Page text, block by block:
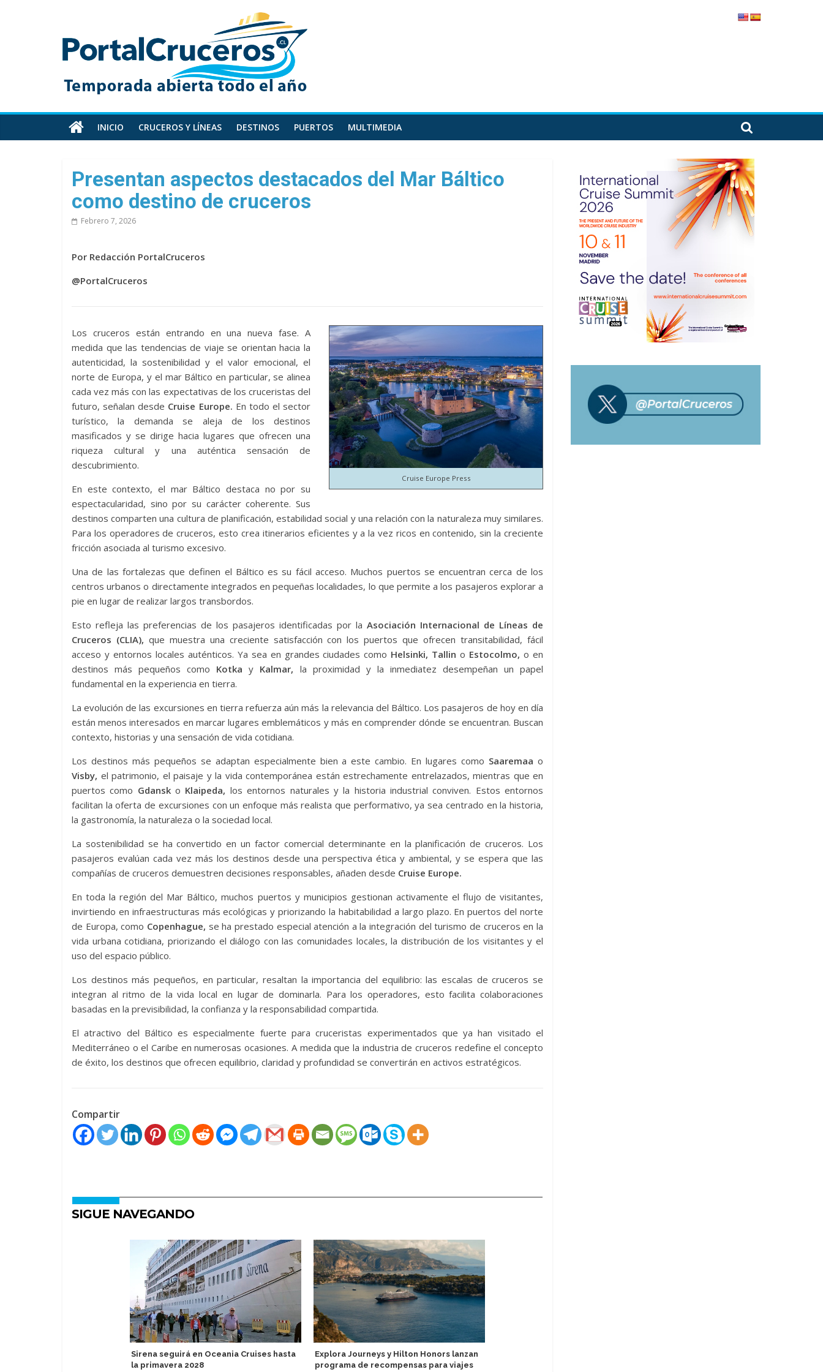
PortalCruceros
Toda
información
cruceros
en
un
sitio
INICIO CRUCEROS Y LÍNEAS DESTINOS PUERTOS MULTIMEDIA
Presentan aspectos destacados del Mar Báltico
como destino de cruceros
Febrero 7, 2026
Por Redacción PortalCruceros
@PortalCruceros
Cruise Europe Press
Los cruceros están entrando en una nueva fase. A
medida que las tendencias de viaje se orientan hacia la
autenticidad, la sostenibilidad y el valor emocional, el
norte de Europa, y el mar Báltico en particular, se alinea
cada vez más con las expectativas de los cruceristas del
futuro, señalan desde Cruise Europe. En todo el sector
turístico, la demanda se aleja de los destinos
masificados y se dirige hacia lugares que ofrecen una
riqueza cultural y una auténtica sensación de
descubrimiento.
En este contexto, el mar Báltico destaca no por su
espectacularidad, sino por su carácter coherente. Sus
destinos comparten una cultura de planificación, estabilidad social y una relación con la naturaleza muy similares.
Para los operadores de cruceros, esto crea itinerarios eficientes y a la vez ricos en contenido, sin la creciente
fricción asociada al turismo excesivo.
Una de las fortalezas que definen el Báltico es su fácil acceso. Muchos puertos se encuentran cerca de los
centros urbanos o directamente integrados en pequeñas localidades, lo que permite a los pasajeros explorar a
pie en lugar de realizar largos transbordos.
Esto refleja las preferencias de los pasajeros identificadas por la Asociación Internacional de Líneas de
Cruceros (CLIA), que muestra una creciente satisfacción con los puertos que ofrecen transitabilidad, fácil
acceso y entornos locales auténticos. Ya sea en grandes ciudades como Helsinki, Tallin o Estocolmo, o en
destinos más pequeños como Kotka y Kalmar, la proximidad y la inmediatez desempeñan un papel
fundamental en la experiencia en tierra.
La evolución de las excursiones en tierra refuerza aún más la relevancia del Báltico. Los pasajeros de hoy en día
están menos interesados ​​en marcar lugares emblemáticos y más en comprender dónde se encuentran. Buscan
contexto, historias y una sensación de vida cotidiana.
Los destinos más pequeños se adaptan especialmente bien a este cambio. En lugares como Saaremaa o
Visby, el patrimonio, el paisaje y la vida contemporánea están estrechamente entrelazados, mientras que en
puertos como Gdansko Klaipeda, los entornos naturales y la historia industrial conviven. Estos entornos
facilitan la oferta de excursiones con un enfoque más realista que performativo, ya sea centrado en la historia,
la gastronomía, la naturaleza o la sociedad local.
La sostenibilidad se ha convertido en un factor comercial determinante en la planificación de cruceros. Los
pasajeros evalúan cada vez más los destinos desde una perspectiva ética y ambiental, y se espera que las
compañías de cruceros demuestren decisiones responsables, añaden desde Cruise Europe.
En toda la región del Mar Báltico, muchos puertos y municipios gestionan activamente el flujo de visitantes,
invirtiendo en infraestructuras más ecológicas y priorizando la habitabilidad a largo plazo. En puertos del norte
de Europa, como Copenhague, se ha prestado especial atención a la integración del turismo de cruceros en la
vida urbana cotidiana, priorizando el diálogo con las comunidades locales, la distribución de los visitantes y el
uso del espacio público.
Los destinos más pequeños, en particular, resaltan la importancia del equilibrio: las escalas de cruceros se
integran al ritmo de la vida local en lugar de dominarla. Para los operadores, esto facilita colaboraciones
basadas en la previsibilidad, la confianza y la responsabilidad compartida.
El atractivo del Báltico es especialmente fuerte para cruceristas experimentados que ya han visitado el
Mediterráneo o el Caribe en numerosas ocasiones. A medida que la industria de cruceros redefine el concepto
de éxito, los destinos que ofrecen equilibrio, claridad y profundidad se convertirán en activos estratégicos.
Compartir
SIGUE NAVEGANDO
Sirena seguirá en Oceania Cruises hasta
la primavera 2028
Explora Journeys y Hilton Honors lanzan
programa de recompensas para viajes